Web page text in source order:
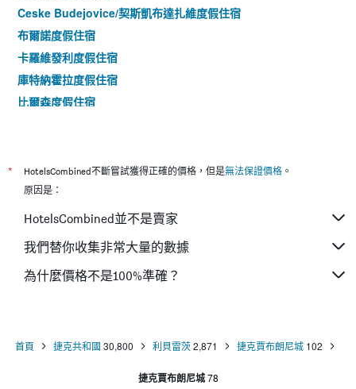
Ceske Budejovice/契斯凱布達扎維度假住宿
布爾諾度假住宿
卡羅維發利度假住宿
庫特納霍拉度假住宿
比爾森度假住宿
* HotelsCombined不斷嘗試獲得正確的價格，但是無法保證價格 。
原因是：
HotelsCombined並不是賣家
我們替你收集非常大量的數據
為什麼價格不是100%準確？
首頁 捷克共和國 30,800 利貝雷茨 2,871 捷克賈布朗尼城 102
捷克賈布朗尼城 78